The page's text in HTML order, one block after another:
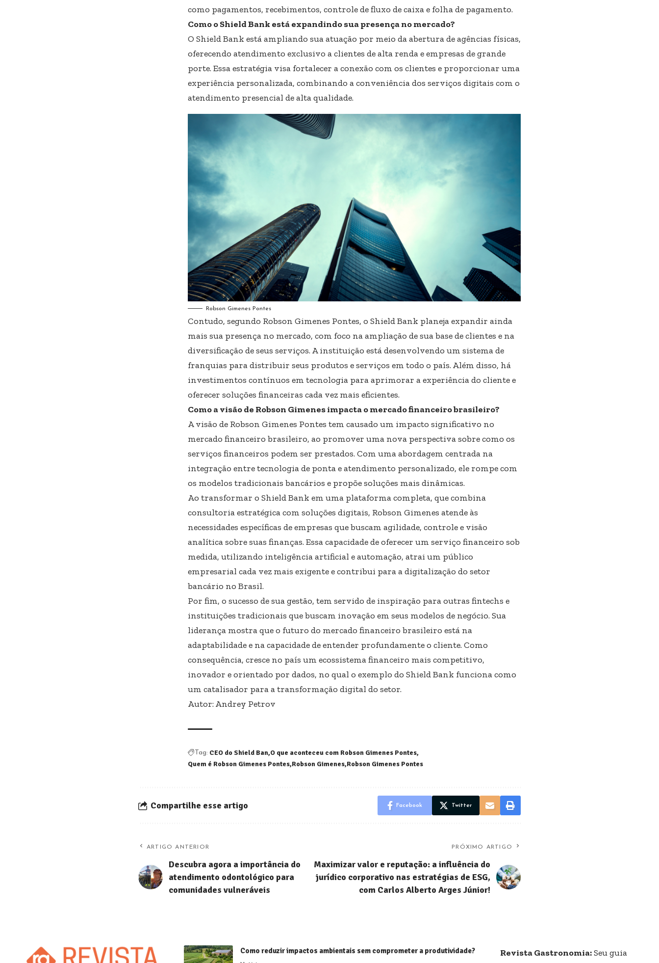
como pagamentos, recebimentos, controle de fluxo de caixa e folha de pagamento.
Como o Shield Bank está expandindo sua presença no mercado?
O Shield Bank está ampliando sua atuação por meio da abertura de agências físicas,
oferecendo atendimento exclusivo a clientes de alta renda e empresas de grande
porte. Essa estratégia visa fortalecer a conexão com os clientes e proporcionar uma
experiência personalizada, combinando a conveniência dos serviços digitais com o
atendimento presencial de alta qualidade. ​
Robson Gimenes Pontes
Contudo, segundo Robson Gimenes Pontes, o Shield Bank planeja expandir ainda
mais sua presença no mercado, com foco na ampliação de sua base de clientes e na
diversificação de seus serviços. A instituição está desenvolvendo um sistema de
franquias para distribuir seus produtos e serviços em todo o país. Além disso, há
investimentos contínuos em tecnologia para aprimorar a experiência do cliente e
oferecer soluções financeiras cada vez mais eficientes. ​
Como a visão de Robson Gimenes impacta o mercado financeiro brasileiro?
A visão de Robson Gimenes Pontes tem causado um impacto significativo no
mercado financeiro brasileiro, ao promover uma nova perspectiva sobre como os
serviços financeiros podem ser prestados. Com uma abordagem centrada na
integração entre tecnologia de ponta e atendimento personalizado, ele rompe com
os modelos tradicionais bancários e propõe soluções mais dinâmicas.
Ao transformar o Shield Bank em uma plataforma completa, que combina
consultoria estratégica com soluções digitais, Robson Gimenes atende às
necessidades específicas de empresas que buscam agilidade, controle e visão
analítica sobre suas finanças. Essa capacidade de oferecer um serviço financeiro sob
medida, utilizando inteligência artificial e automação, atrai um público
empresarial cada vez mais exigente e contribui para a digitalização do setor
bancário no Brasil.
Por fim, o sucesso de sua gestão, tem servido de inspiração para outras fintechs e
instituições tradicionais que buscam inovação em seus modelos de negócio. Sua
liderança mostra que o futuro do mercado financeiro brasileiro está na
adaptabilidade e na capacidade de entender profundamente o cliente. Como
consequência, cresce no país um ecossistema financeiro mais competitivo,
inovador e orientado por dados, no qual o exemplo do Shield Bank funciona como
um catalisador para a transformação digital do setor.
Autor: Andrey Petrov
Tag: CEO do Shield Ban O que aconteceu com Robson Gimenes Pontes
Quem é Robson Gimenes Pontes Robson Gimenes Robson Gimenes Pontes
Compartilhe esse artigo Facebook Twitter
ARTIGO ANTERIOR
Descubra agora a importância do
atendimento odontológico para
comunidades vulneráveis
PRÓXIMO ARTIGO
Maximizar valor e reputação: a influência do
jurídico corporativo nas estratégias de ESG,
com Carlos Alberto Arges Júnior!
Como reduzir impactos ambientais sem comprometer a produtividade? Revista Gastronomia:Seu guia